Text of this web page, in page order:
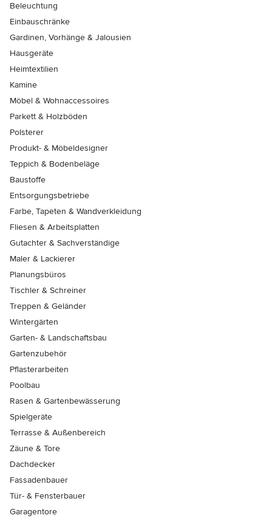
Beleuchtung
Einbauschränke
Gardinen, Vorhänge & Jalousien
Hausgeräte
Heimtextilien
Kamine
Möbel & Wohnaccessoires
Parkett & Holzböden
Polsterer
Produkt- & Möbeldesigner
Teppich & Bodenbeläge
Baustoffe
Entsorgungsbetriebe
Farbe, Tapeten & Wandverkleidung
Fliesen & Arbeitsplatten
Gutachter & Sachverständige
Maler & Lackierer
Planungsbüros
Tischler & Schreiner
Treppen & Geländer
Wintergärten
Garten- & Landschaftsbau
Gartenzubehör
Pflasterarbeiten
Poolbau
Rasen & Gartenbewässerung
Spielgeräte
Terrasse & Außenbereich
Zäune & Tore
Dachdecker
Fassadenbauer
Tür- & Fensterbauer
Garagentore